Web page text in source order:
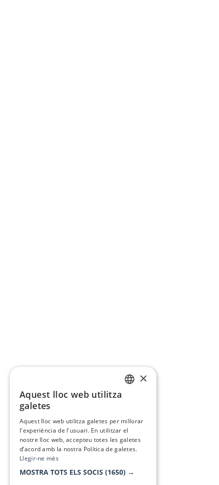
×
Aquest lloc web utilitza
galetes
Aquest lloc web utilitza galetes per millorar
l'experiència de l'usuari. En utilitzar el
nostre lloc web, accepteu totes les galetes
d’acord amb la nostra Política de galetes.
Llegir-ne més
MOSTRA TOTS ELS SOCIS (1650) →